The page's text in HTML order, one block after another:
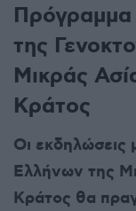
της
Μικράς
Κράτος
Οι εκδηλώσεις
Ελλήνων της
Κράτος θα